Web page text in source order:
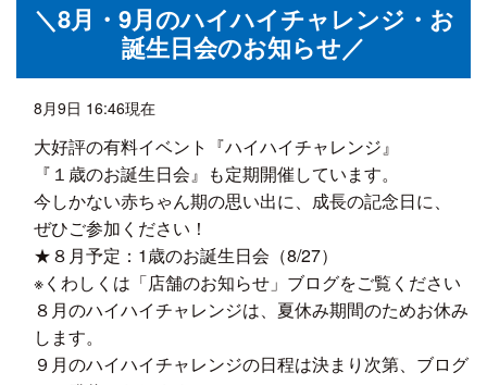
＼8月・9月のハイハイチャレンジ・お
誕生日会のお知らせ／
8月9日 16:46現在
大好評の有料イベント『ハイハイチャレンジ』
『１歳のお誕生日会』も定期開催しています。
今しかない赤ちゃん期の思い出に、成長の記念日に、
ぜひご参加ください！
★８月予定：1歳のお誕生日会（8/27）
※くわしくは「店舗のお知らせ」ブログをご覧ください
８月のハイハイチャレンジは、夏休み期間のためお休み
します。
９月のハイハイチャレンジの日程は決まり次第、ブログ